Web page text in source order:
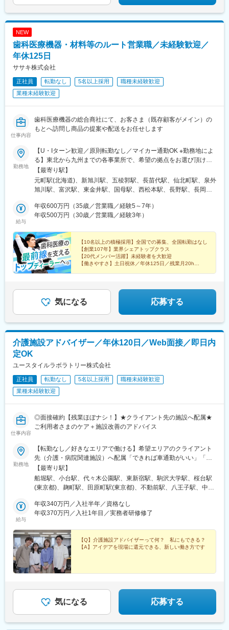
NEW
歯科医療機器・材料等のルート営業職／未経験歓迎／
年休125日
ササキ株式会社
正社員 転勤なし 5名以上採用
職種未経験歓迎
業種未経験歓迎
仕事内容
歯科医療機器の総合商社にて、お客さま（既存顧客がメイン）の
もとへ訪問し商品の提案や配送をお任せします
勤務地
【U・Iターン歓迎／原則転勤なし／マイカー通勤OK ※勤務地によ
る】東北から九州までの各事業所で、希望の拠点をお選び頂けま
す！＜北海道エリア＞■札幌支店■旭川店■函館店＜東北エリア＞■
八戸店■盛岡支店■秋田店■仙台支店■山形営業所＜北陸エリア＞■
甲府支店■松本支店■長野店■長岡店＜首都圏エリア＞■東京支店■
玉鴻巣店■厚木支店■横浜支店■高崎営業所■情報機器開発営業部
（八王子支店内）＜東海エリア＞■岡崎支店■浜松支店■岐阜支店■
路店＜九州エリア＞■鹿児島支店■熊本店■沖縄店【本社】〒440-
8518 愛知県豊橋市八町通5-7☆豊橋駅より豊橋鉄道市内線乗車
『豊橋公園前下車』徒歩5分※敷地内喫煙可能場所あり
【最寄り駅】
元町駅(北海道)、新旭川駅、五稜郭駅、長苗代駅、仙北町駅、泉外
旭川駅、富沢駅、東金井駅、国母駅、西松本駅、長野駅、長岡
葉キャンパス駅、北与野駅、鴻巣駅、本厚木駅、伊勢佐木長者町
駅、高崎駅、京王八王子駅、美合駅、助信駅、西岐阜駅、久居
駅、神水交差点駅、美栄橋駅、日の出駅(東京都)、湯島駅、石川町
駅、八王子駅、ドーム前千代崎駅、騎射場駅、健軍校前駅、御茶
ノ水駅、関内駅、九条駅(大阪府)、二中通駅、八丁馬場駅
給与
年収600万円（35歳／営業職／経験5～7年）
年収500万円（30歳／営業職／経験3年）
【10名以上の積極採用】全国での募集、全国転勤はなし
【創業107年】業界シェアトップクラス
【20代メンバー活躍】未経験者を大歓迎
【働きやすさ】土日祝休／年休125日／残業月20h
気になる 応募する
介護施設アドバイザー／年休120日／Web面接／即日内
定OK
ユースタイルラボラトリー株式会社
正社員 転勤なし 5名以上採用
職種未経験歓迎
業種未経験歓迎
仕事内容
◎面接確約【残業ほぼナシ！】★クライアント先の施設へ配属★
ご利用者さまのケア＋施設改善のアドバイス
勤務地
【転勤なし／好きなエリアで働ける】希望エリアのクライアント
先（介護・病院関連施設）へ配属「できれば車通勤がいい」「未
経験なので先輩スタッフと一緒に働きたい」等ご相談ください！
━━【配属エリア】━━＜1＞北海道・東北／北海道、岩手※、宮
城、福島＜2＞北関東／茨城、栃木、群馬＜3＞首都圏／東京、神
岡、岐阜＜6＞関西／大阪、京都、兵庫、和歌山、奈良※＜7＞中
四国／広島※、岡山※＜8＞九州／福岡、熊本※、長崎※、大分※、鹿
長期的に築くことができます！（※印のエリアは経験者のみ採用中
です）☆勤務地住所は一例となります。━━【転居希望者向けの
働き方も】━━将来的に地元を離れたい方は、半年ほど地元勤務
後、東京神奈川など首都圏への転勤も可能！移住支援制度（費用
会社負担）もあり、早期キャリアアップも見込めます！
【最寄り駅】
船堀駅、小台駅、代々木公園駅、東新宿駅、駒沢大学駅、桜台駅
(東京都)、麹町駅、田原町駅(東京都)、不動前駅、八王子駅、中野
駅(函館本線)、新道東駅、西２８丁目駅、郡山駅(福島県)、愛子
駅、北仙台駅、泉中央駅、作並駅、境町駅、高崎駅、東武宇都宮
駅、和光市駅、岩槻駅、志久駅、戸塚安行駅、久喜駅、浜野駅、
六実駅、常盤平駅、みどり台駅、柏駅、小机駅、古淵駅、高座渋
谷駅、横浜駅、辻堂駅、淵野辺駅、いずみ中央駅、越後赤塚駅、
新潟駅、見附駅、名鉄岐阜駅、松本駅、積志駅、東静岡駅、桜橋
駅(静岡県)、小垣江駅、北新川駅、神領駅、名鉄名古屋駅、小野駅
駅、神宮丸太町駅、古市駅(大阪府)、大日駅、門真南駅、瑞光四丁
目駅、星ケ丘駅(大阪府)、城北公園通駅、南巽駅、崇禅寺駅、尼崎
駅(阪神線)、山陽天満駅、加古川駅、新神戸駅、住吉駅(兵庫県・
東海道)、香櫨園駅、中山寺駅、大久保駅(兵庫県)、舞子公園駅、
六甲駅、富雄駅、横川駅、小網町駅、吉塚駅、茶山駅(福岡県)、九
給与
年収340万円／入社半年／資格なし
年収370万円／入社1年目／実務者研修修了
【Q】介護施設アドバイザーって何？ 私にもできる？
【A】アイデアを現場に還元できる、新しい働き方です
気になる 応募する